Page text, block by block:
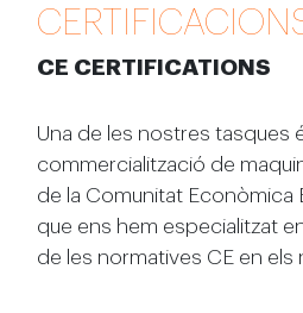
CE CERTIFICATIONS
Una de les nostres tasques
commercialització de
de la Comunitat Econòmica
que ens hem especialitzat
de les normatives CE en